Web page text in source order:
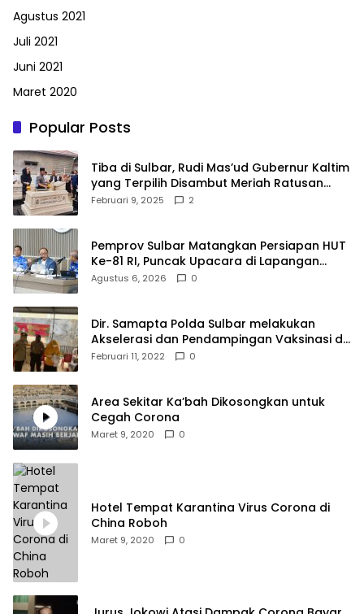
Agustus 2021
Juli 2021
Juni 2021
Maret 2020
Popular Posts
Tiba di Sulbar, Rudi Mas’ud Gubernur Kaltim
yang Terpilih Disambut Meriah Ratusan
Masyarakat
Februari 9, 2025 2
Pemprov Sulbar Matangkan Persiapan HUT
Ke-81 RI, Puncak Upacara di Lapangan
Ahmad Kirang
Agustus 6, 2026 0
Dir. Samapta Polda Sulbar melakukan
Akselerasi dan Pendampingan Vaksinasi di
SDN 001 Polewali
Februari 11, 2022 0
Area Sekitar Ka’bah Dikosongkan untuk
Cegah Corona
Maret 9, 2020 0
Hotel Tempat Karantina Virus Corona di
China Roboh
Maret 9, 2020 0